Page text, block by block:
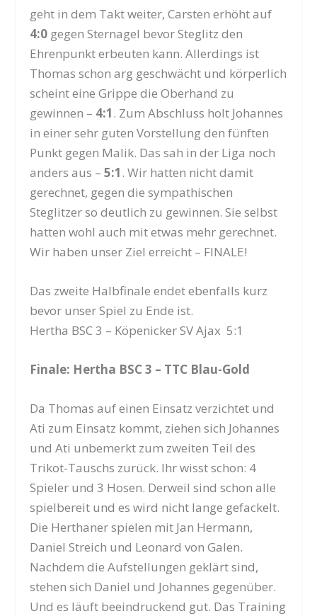
geht in dem Takt weiter, Carsten erhöht auf
4:0 gegen Sternagel bevor Steglitz den
Ehrenpunkt erbeuten kann. Allerdings ist
Thomas schon arg geschwächt und körperlich
scheint eine Grippe die Oberhand zu
gewinnen – 4:1. Zum Abschluss holt Johannes
in einer sehr guten Vorstellung den fünften
Punkt gegen Malik. Das sah in der Liga noch
anders aus –5:1. Wir hatten nicht damit
gerechnet, gegen die sympathischen
Steglitzer so deutlich zu gewinnen. Sie selbst
hatten wohl auch mit etwas mehr gerechnet.
Wir haben unser Ziel erreicht – FINALE!
Das zweite Halbfinale endet ebenfalls kurz
bevor unser Spiel zu Ende ist.
Hertha BSC 3 – Köpenicker SV Ajax 5:1
Finale: Hertha BSC 3 – TTC Blau-Gold
Da Thomas auf einen Einsatz verzichtet und
Ati zum Einsatz kommt, ziehen sich Johannes
und Ati unbemerkt zum zweiten Teil des
Trikot-Tauschs zurück. Ihr wisst schon: 4
Spieler und 3 Hosen. Derweil sind schon alle
spielbereit und es wird nicht lange gefackelt.
Die Herthaner spielen mit Jan Hermann,
Daniel Streich und Leonard von Galen.
Nachdem die Aufstellungen geklärt sind,
stehen sich Daniel und Johannes gegenüber.
Und es läuft beeindruckend gut. Das Training